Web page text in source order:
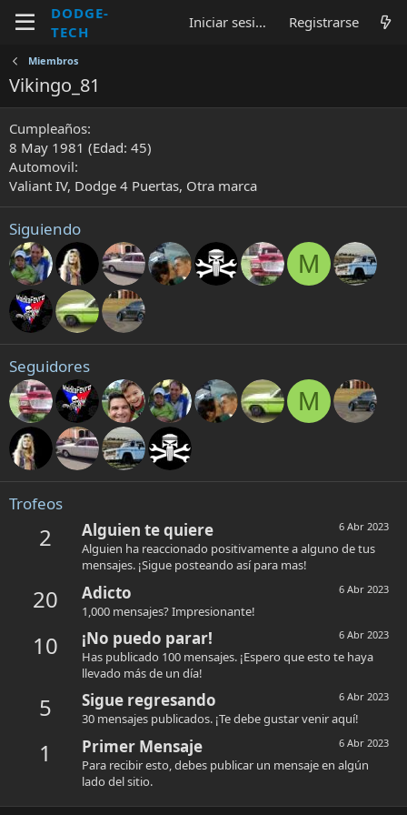
DODGE-
TECH
Iniciar sesión Registrarse
Miembros
Vikingo_81
Cumpleaños
8 May 1981 (Edad: 45)
Automovil
Valiant IV Dodge 4 Puertas Otra marca
Siguiendo
M
Seguidores
M
Trofeos
2 6 Abr 2023
Alguien te quiere
Alguien ha reaccionado positivamente a alguno de tus
mensajes. ¡Sigue posteando así para mas!
20 6 Abr 2023
Adicto
1,000 mensajes? Impresionante!
10 6 Abr 2023
¡No puedo parar!
Has publicado 100 mensajes. ¡Espero que esto te haya
llevado más de un día!
5 6 Abr 2023
Sigue regresando
30 mensajes publicados. ¡Te debe gustar venir aquí!
1 6 Abr 2023
Primer Mensaje
Para recibir esto, debes publicar un mensaje en algún
lado del sitio.